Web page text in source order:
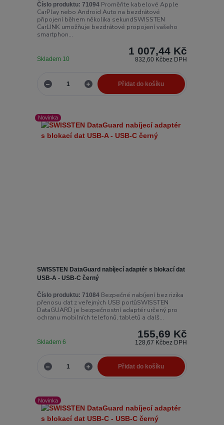
Číslo produktu: 71094Proměňte kabelové Apple
CarPlay nebo Android Auto na bezdrátové
připojení během několika sekundSWISSTEN
CarLINK umožňuje bezdrátové propojení vašeho
smartphon...
1 007,44 Kč
832,60 Kčbez DPH
Skladem 10
Přidat do košíku
Novinka
SWISSTEN DataGuard nabíjecí adaptér s blokací dat
USB-A - USB-C černý
Číslo produktu: 71084Bezpečné nabíjení bez rizika
přenosu dat z veřejných USB portůSWISSTEN
DataGUARD je bezpečnostní adaptér určený pro
ochranu mobilních telefonů, tabletů a dalš...
155,69 Kč
128,67 Kčbez DPH
Skladem 6
Přidat do košíku
Novinka